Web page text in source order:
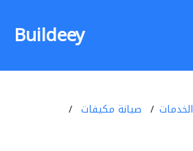
Buildeey
الخدمات
صيانة مكيفات